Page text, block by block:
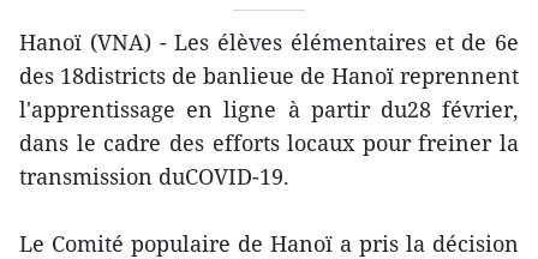
Hanoï (VNA) - Les élèves élémentaires et de 6e
des 18districts de banlieue de Hanoï reprennent
l'apprentissage en ligne à partir du28 février,
dans le cadre des efforts locaux pour freiner la
transmission duCOVID-19.
Le Comité populaire de Hanoï a pris la décision